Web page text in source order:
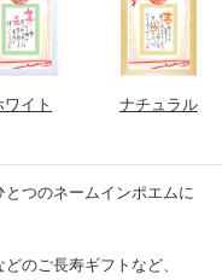
ワイト ナチュラル
つのネームインポエムに
のご長寿ギフトなど、